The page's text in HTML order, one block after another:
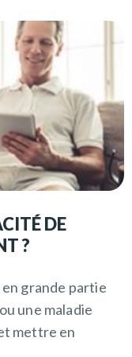
DE
?
grande partie
une maladie
mettre en